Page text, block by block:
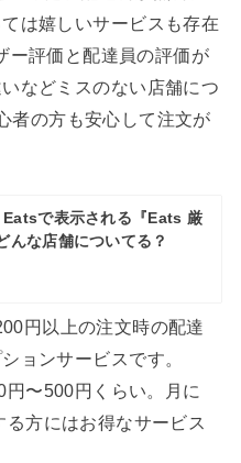
は嬉しいサービスも存在
ー評価と配達員の評価が
などミスのない店舗につ
者の方も安心して注文が
で表示される『Eats 厳
んな店舗についてる？
円以上の注文時の配達
ョンサービスです。
〜500円くらい。月に
方にはお得なサービス